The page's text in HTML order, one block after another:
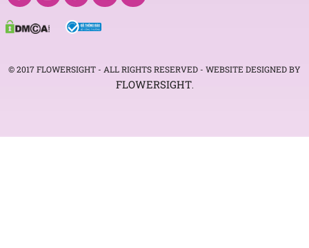
© 2017 FLOWERSIGHT - ALL RIGHTS RESERVED - WEBSITE DESIGNED BY
FLOWERSIGHT.